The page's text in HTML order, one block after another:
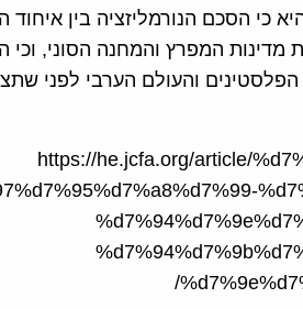
כי הסכם הנורמליזציה בין איחוד
מדינות המפרץ והמחנה הסוני,
הפלסטינים והעולם הערבי לפני
https://he.jcfa.org/article/